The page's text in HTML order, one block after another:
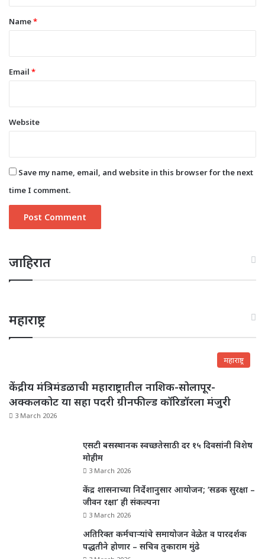
*Name*
Email *
Website
Save my name, email, and website in this browser for the next
time I comment.
जाहिरात
महाराष्ट्र
महाराष्ट्र
केंद्रीय मंत्रिमंडळाची महाराष्ट्रातील नाशिक-सोलापूर-
अक्कलकोट या सहा पदरी ग्रीनफील्ड कॉरिडॉरला मंजुरी
3 March 2026
एसटी बसस्थानक स्वच्छतेसाठी दर १५ दिवसांनी विशेष
मोहीम
3 March 2026
केंद्र शासनाच्या निर्देशानुसार आयोजन; ‘सडक सुरक्षा –
जीवन रक्षा’ ही संकल्पना
3 March 2026
अतिरिक्त कर्मचाऱ्यांचे समायोजन वेळेत व पारदर्शक
पद्धतीने होणार – सचिव तुकाराम मुंढे